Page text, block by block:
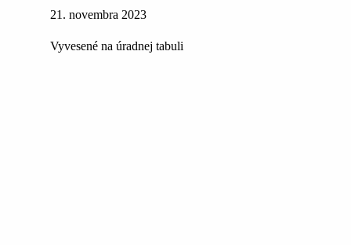
21. novembra 2023
Vyvesené na úradnej tabuli